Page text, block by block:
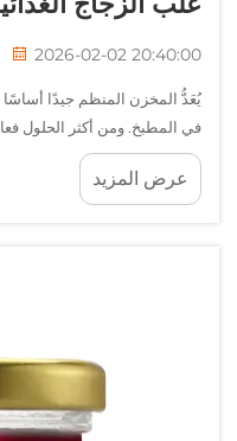
2026-02-02 20:40:00
يُعَدُّ المخزن المنظم جيدًا أساسًا
في المطبخ. ومن أكثر الحلول
استخدام جرار الزجاج الغذائية
عرض المزيد